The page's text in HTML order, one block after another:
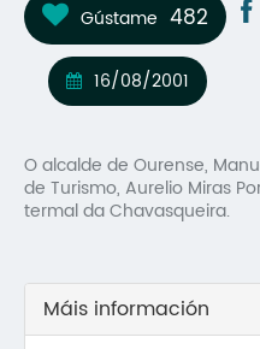
Gústame 482
16/08/2001
O alcalde de Ourense,
de Turismo, Aurelio Miras
termal da Chavasqueira.
Máis información